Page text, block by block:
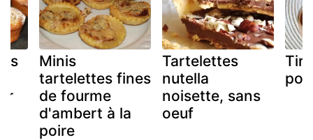
Minis
tartelettes fines
de fourme
d'ambert à la
poire
Tartelettes
nutella
noisette, sans
oeuf